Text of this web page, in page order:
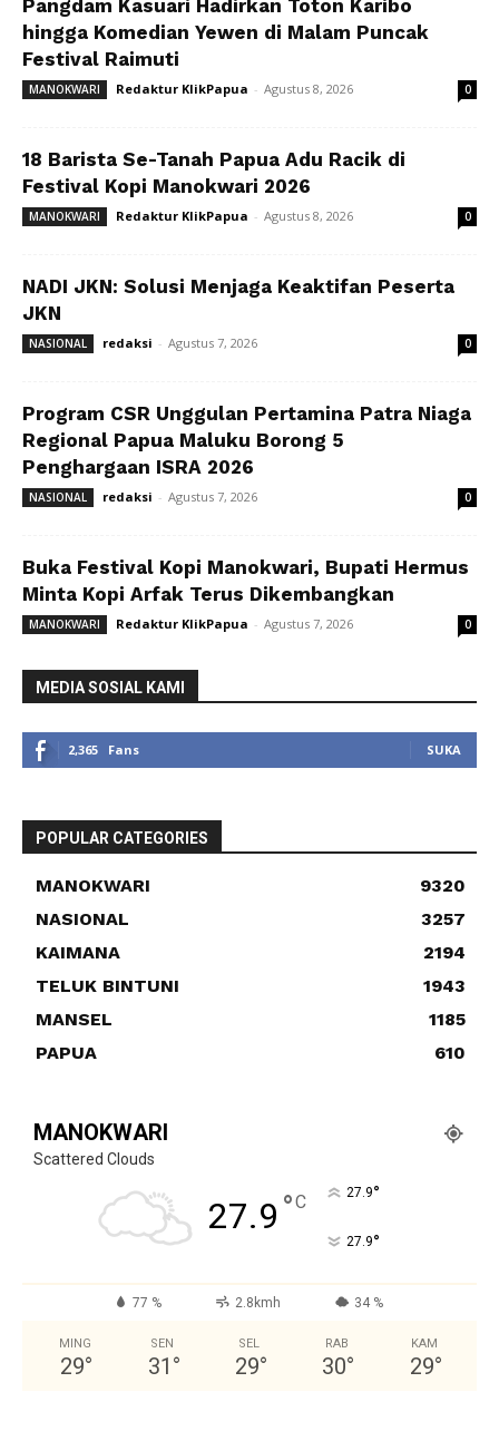
Pangdam Kasuari Hadirkan Toton Karibo
hingga Komedian Yewen di Malam Puncak
Festival Raimuti
MANOKWARI Redaktur KlikPapua - Agustus 8, 2026 0
18 Barista Se-Tanah Papua Adu Racik di
Festival Kopi Manokwari 2026
MANOKWARI Redaktur KlikPapua - Agustus 8, 2026 0
NADI JKN: Solusi Menjaga Keaktifan Peserta
JKN
NASIONAL redaksi - Agustus 7, 2026 0
Program CSR Unggulan Pertamina Patra Niaga
Regional Papua Maluku Borong 5
Penghargaan ISRA 2026
NASIONAL redaksi - Agustus 7, 2026 0
Buka Festival Kopi Manokwari, Bupati Hermus
Minta Kopi Arfak Terus Dikembangkan
MANOKWARI Redaktur KlikPapua - Agustus 7, 2026 0
MEDIA SOSIAL KAMI
2,365 Fans SUKA
POPULAR CATEGORIES
MANOKWARI
9320
NASIONAL
3257
KAIMANA
2194
TELUK BINTUNI
1943
MANSEL
1185
PAPUA
610
MANOKWARI
Scattered Clouds
27.9 °C 27.9°
27.9°
77 % 2.8kmh 34 %
MING
29°
SEN
31 °
SEL
29°
RAB
30°
KAM
29°